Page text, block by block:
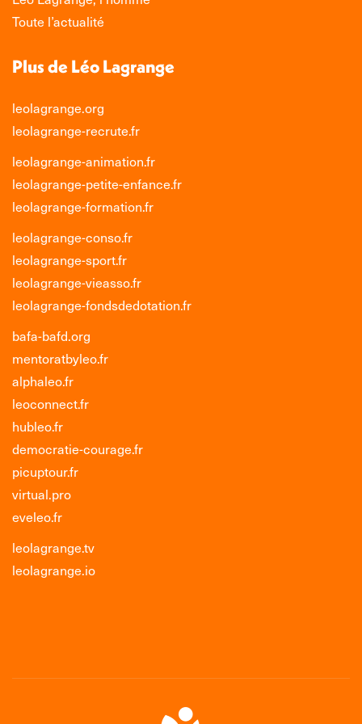
Toute l’actualité
Plus de Léo Lagrange
leolagrange.org
leolagrange-recrute.fr
leolagrange-animation.fr
leolagrange-petite-enfance.fr
leolagrange-formation.fr
leolagrange-conso.fr
leolagrange-sport.fr
leolagrange-vieasso.fr
leolagrange-fondsdedotation.fr
bafa-bafd.org
mentoratbyleo.fr
alphaleo.fr
leoconnect.fr
hubleo.fr
democratie-courage.fr
picuptour.fr
virtual.pro
eveleo.fr
leolagrange.tv
leolagrange.io